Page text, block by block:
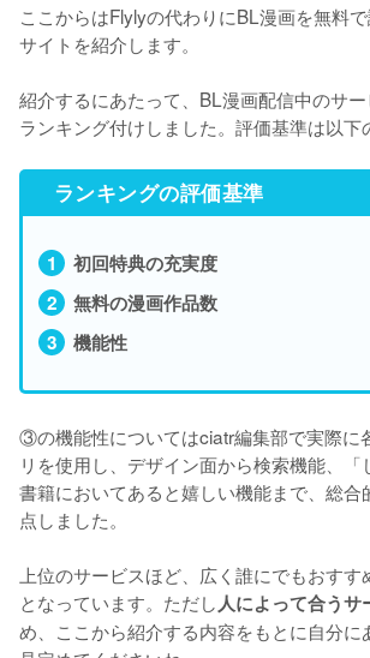
ここからはFlylyの代わりにBL漫画を無料
サイトを紹介します。
紹介するにあたって、BL漫画配信中のサ
ランキング付けしました。評価基準は以下
ランキングの評価基準
初回特典の充実度
無料の漫画作品数
機能性
③の機能性についてはciatr編集部で実際に
リを使用し、デザイン面から検索機能、
書籍においてあると嬉しい機能まで、総合
点しました。
上位のサービスほど、広く誰にでもおすす
となっています。ただし人によって合うサ
め、ここから紹介する内容をもとに自分に